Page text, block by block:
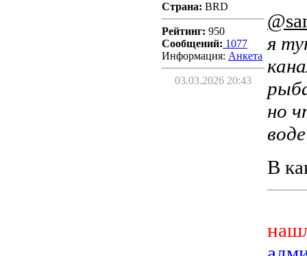
Страна: BRD
Рейтинг: 950
Сообщений: 1077
Информация: Aнкета
03.03.2026 20:43
я
но
В